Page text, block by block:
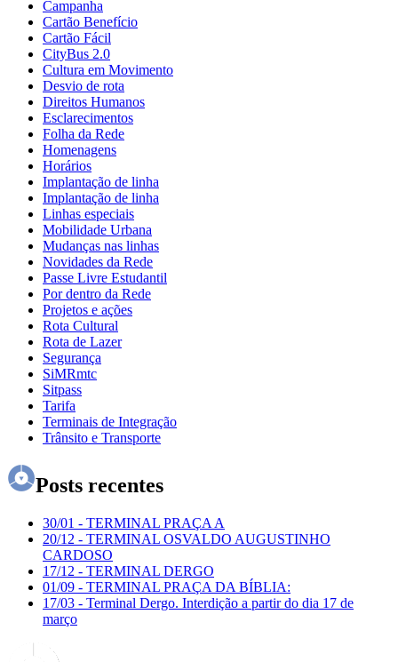
Campanha
Cartão Benefício
Cartão Fácil
CityBus 2.0
Cultura em Movimento
Desvio de rota
Direitos Humanos
Esclarecimentos
Folha da Rede
Homenagens
Horários
Implantação de linha
Implantação de linha
Linhas especiais
Mobilidade Urbana
Mudanças nas linhas
Novidades da Rede
Passe Livre Estudantil
Por dentro da Rede
Projetos e ações
Rota Cultural
Rota de Lazer
Segurança
SiMRmtc
Sitpass
Tarifa
Terminais de Integração
Trânsito e Transporte
Posts recentes
30/01 - TERMINAL PRAÇA A
20/12 - TERMINAL OSVALDO AUGUSTINHO
CARDOSO
17/12 - TERMINAL DERGO
01/09 - TERMINAL PRAÇA DA BÍBLIA:
17/03 - Terminal Dergo. Interdição a partir do dia 17 de
março